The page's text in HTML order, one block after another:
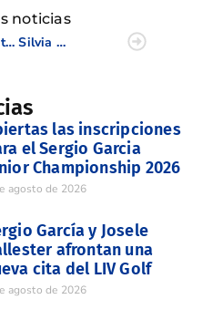
noticias
El castellonense Rafa Culla, subcampeón en el Campeonato de Santander
Silvia Bañón y Natalia Escuriola acuden al Campeonato de Europa Individual Femenino 2014
las inscripciones
el Sergio Garcia
Championship 2026
agosto de 2026
García y Josele
afrontan una
cita del LIV Golf
agosto de 2026